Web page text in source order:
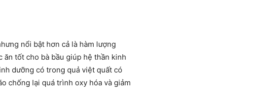
nổi bật hơn cả là hàm lượng
tốt cho bà bầu giúp hệ thần kinh
dưỡng có trong quả việt quất có
chống lại quá trình oxy hóa và giảm